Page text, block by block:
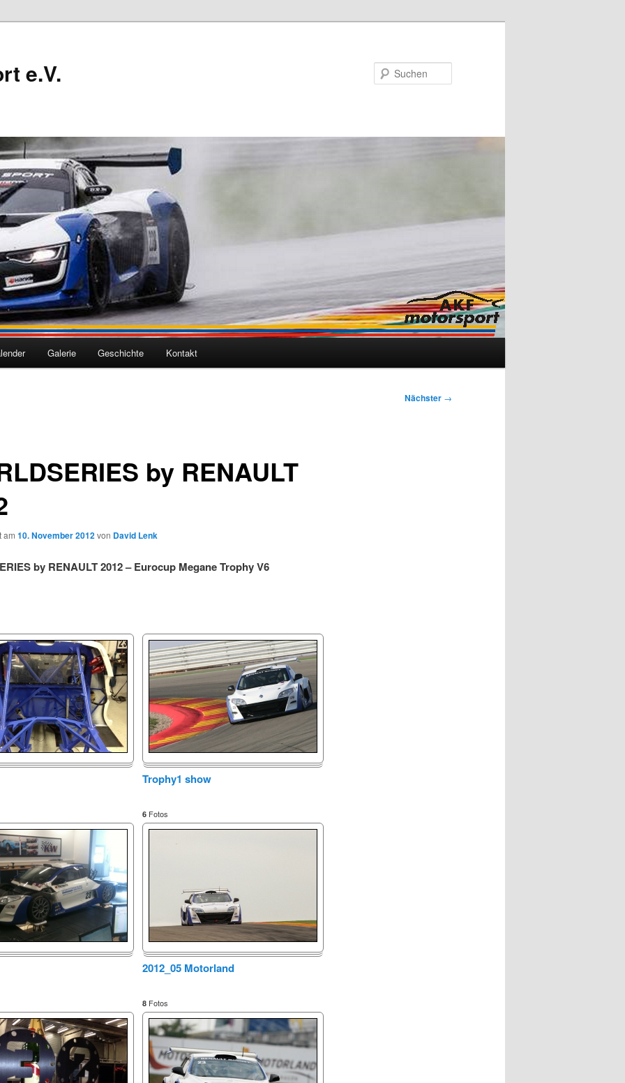
e.V.
Galerie Geschichte Kontakt
Nächster →
by RENAULT
am 10. November 2012von David Lenk
by RENAULT 2012 – Eurocup Megane Trophy V6
Trophy1 show
6Fotos
2012_05 Motorland
8Fotos